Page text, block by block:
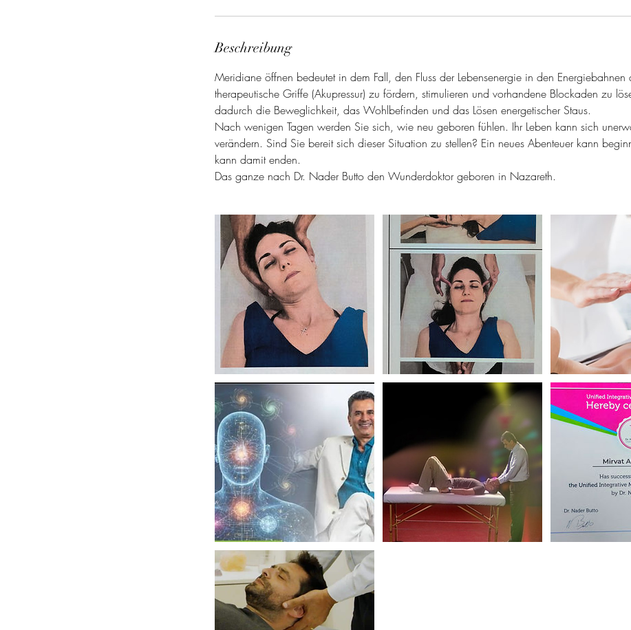
n
.
Beschreibung
Meridiane öffnen bedeutet in dem Fall, den Fluss der Lebensenergie in den Energiebahnen
therapeutische Griffe (Akupressur) zu fördern, stimulieren und vorhandene Blockaden zu
dadurch die Beweglichkeit, das Wohlbefinden und das Lösen energetischer Staus.
Nach wenigen Tagen werden Sie sich, wie neu geboren fühlen. Ihr Leben kann sich
verändern. Sind Sie bereit sich dieser Situation zu stellen? Ein neues Abenteuer kann
kann damit enden.
Das ganze nach Dr. Nader Butto den Wunderdoktor geboren in Nazareth.